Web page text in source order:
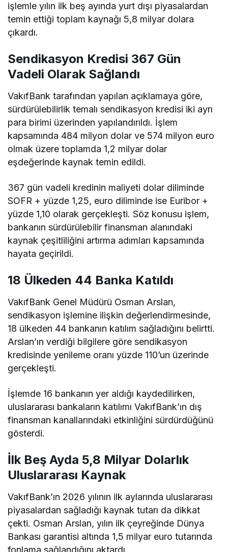
işlemle yılın ilk beş ayında yurt dışı piyasalardan
temin ettiği toplam kaynağı 5,8 milyar dolara
çıkardı.
Sendikasyon Kredisi 367 Gün
Vadeli Olarak Sağlandı
VakıfBank tarafından yapılan açıklamaya göre,
sürdürülebilirlik temalı sendikasyon kredisi iki ayrı
para birimi üzerinden yapılandırıldı. İşlem
kapsamında 484 milyon dolar ve 574 milyon euro
olmak üzere toplamda 1,2 milyar dolar
eşdeğerinde kaynak temin edildi.
367 gün vadeli kredinin maliyeti dolar diliminde
SOFR + yüzde 1,25, euro diliminde ise Euribor +
yüzde 1,10 olarak gerçekleşti. Söz konusu işlem,
bankanın sürdürülebilir finansman alanındaki
kaynak çeşitliliğini artırma adımları kapsamında
hayata geçirildi.
18 Ülkeden 44 Banka Katıldı
VakıfBank Genel Müdürü Osman Arslan,
sendikasyon işlemine ilişkin değerlendirmesinde,
18 ülkeden 44 bankanın katılım sağladığını belirtti.
Arslan’ın verdiği bilgilere göre sendikasyon
kredisinde yenileme oranı yüzde 110’un üzerinde
gerçekleşti.
İşlemde 16 bankanın yer aldığı kaydedilirken,
uluslararası bankaların katılımı VakıfBank’ın dış
finansman kanallarındaki etkinliğini sürdürdüğünü
gösterdi.
İlk Beş Ayda 5,8 Milyar Dolarlık
Uluslararası Kaynak
VakıfBank’ın 2026 yılının ilk aylarında uluslararası
piyasalardan sağladığı kaynak tutarı da dikkat
çekti. Osman Arslan, yılın ilk çeyreğinde Dünya
Bankası garantisi altında 1,5 milyar euro tutarında
fonlama sağlandığını aktardı.